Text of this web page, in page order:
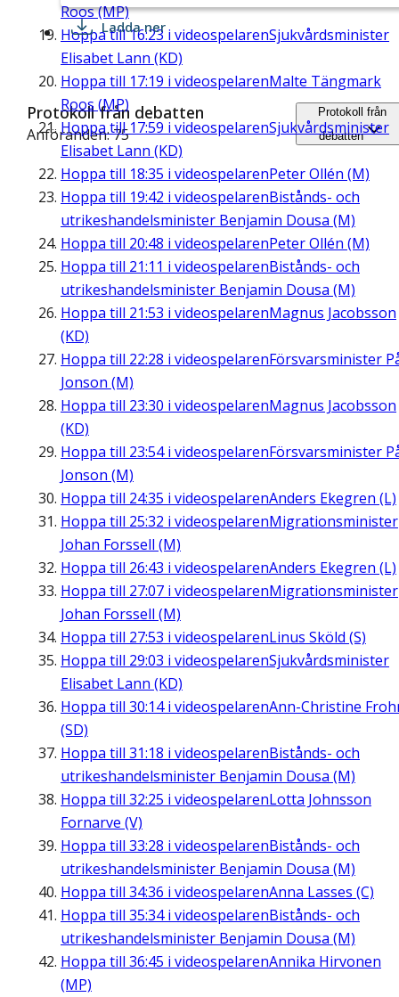
Roos (MP)
Hoppa till16:23 i videospelarenSjukvårdsminister
Elisabet Lann (KD)
Hoppa till 17:19 i videospelarenMalte Tängmark
Roos (MP)
Hoppa till17:59 i videospelarenSjukvårdsminister
Elisabet Lann (KD)
Hoppa till 18:35 i videospelarenPeter Ollén (M)
Hoppa till 19:42 i videospelarenBistånds- och
utrikeshandelsminister Benjamin Dousa (M)
Hoppa till 20:48 i videospelarenPeter Ollén (M)
Hoppa till 21:11 i videospelarenBistånds- och
utrikeshandelsminister Benjamin Dousa (M)
Hoppa till 21:53 i videospelarenMagnus Jacobsson
(KD)
Hoppa till 22:28 i videospelarenFörsvarsminister
Jonson (M)
Hoppa till 23:30 i videospelarenMagnus Jacobsson
(KD)
Hoppa till 23:54i videospelarenFörsvarsminister
Jonson (M)
Hoppa till 24:35 i videospelarenAnders Ekegren (L)
Hoppa till 25:32 i videospelarenMigrationsminister
Johan Forssell (M)
Hoppa till 26:43 i videospelarenAnders Ekegren (L)
Hoppa till 27:07 i videospelarenMigrationsminister
Johan Forssell (M)
Hoppa till 27:53 i videospelarenLinus Sköld (S)
Hoppa till 29:03 i videospelarenSjukvårdsminister
Elisabet Lann (KD)
Hoppa till 30:14i videospelarenAnn-Christine
(SD)
Hoppa till 31:18 i videospelarenBistånds- och
utrikeshandelsminister Benjamin Dousa (M)
Hoppa till 32:25 i videospelarenLotta Johnsson
Fornarve (V)
Hoppa till 33:28 i videospelarenBistånds- och
utrikeshandelsminister Benjamin Dousa (M)
Hoppa till 34:36 i videospelarenAnna Lasses (C)
Hoppa till 35:34i videospelarenBistånds- och
utrikeshandelsminister Benjamin Dousa (M)
Hoppa till 36:45 i videospelarenAnnika Hirvonen
(MP)
Ladda ner
Protokoll från debatten
Anföranden: 75
Protokoll från
debatten